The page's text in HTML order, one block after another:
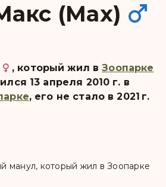
(Max)
, который жил вЗоопарке
13 апреля 2010 г. в
, его не стало в 2021 г.
манул, который жил в Зоопарке